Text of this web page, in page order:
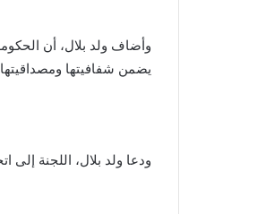
وأضاف ولد بلال، أن
يضمن شفافيتها
ودعا ولد بلال، اللجنة إلى